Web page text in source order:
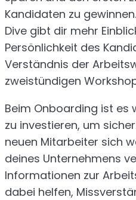
Kandidaten zu
Dive gibt dir mehr
Persönlichkeit des
Verständnis der
zweistündigen
Beim Onboarding ist es
zu investieren, um
neuen Mitarbeiter sich
deines Unternehmens
Informationen zur
dabei helfen,